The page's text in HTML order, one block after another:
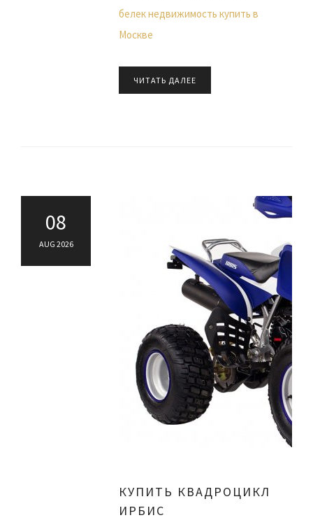
белек недвижимость купить в
Москве
ЧИТАТЬ ДАЛЕЕ
08
AUG 2026
КУПИТЬ КВАДРОЦИКЛ
ИРБИС